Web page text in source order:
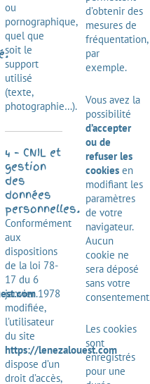
.
ou
pornographique,
quel que
soit le
support
utilisé
(texte,
photographie…).
4 – CNIL et
gestion
des
données
personnelles.
Conformément
aux
dispositions
de la loi 78-
17 du 6
janvier 1978
modifiée,
l’utilisateur
du site
https://lenezalouest.com
dispose d’un
droit d’accès,
d’obtenir des
mesures de
fréquentation,
par
exemple.
Vous avez la
possibilité
d’accepter
ou de
refuser les
cookiesen
modifiant les
paramètres
de votre
navigateur.
Aucun
cookie ne
sera déposé
sans votre
Les cookies
sont
enregistrés
pour une